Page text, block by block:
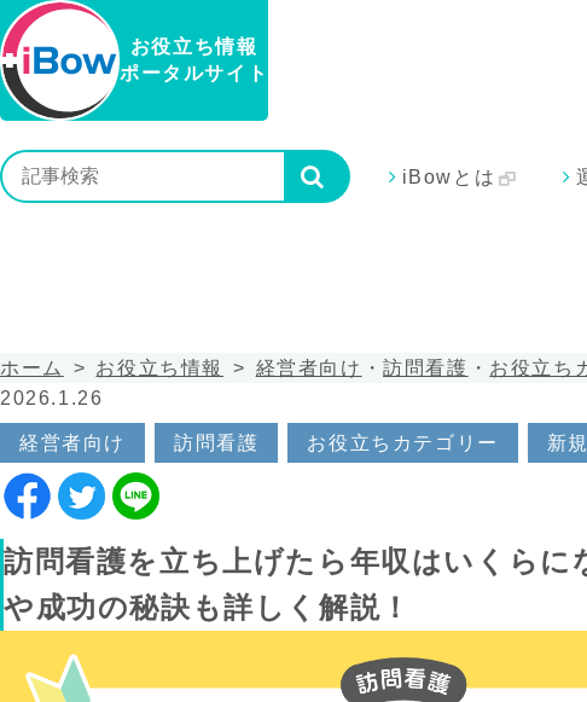
お役立ち情報
ポータルサイト
iBowとは
ホーム
お役立ち情報 経営者向け ・訪問看護 ・ お役立ち
2026.1.26
経営者向け 訪問看護 お役立ちカテゴリー 新
訪問看護を立ち上げたら年収はいくらに
や成功の秘訣も詳しく解説！